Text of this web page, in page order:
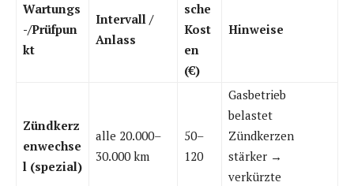
Wartungs
-/Prüfpun
kt
Intervall /
Anlass
sche
Kost
en
(€)
Hinweise
Zündkerz
enwechse
l (spezial)
alle 20.000–
30.000 km
50–
120
Gasbetrieb
belastet
Zündkerzen
stärker →
verkürzte